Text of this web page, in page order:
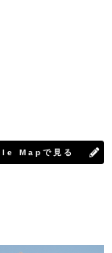
Mapで見る